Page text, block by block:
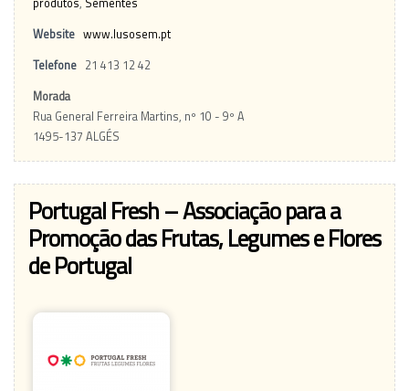
Website www.lusosem.pt
Telefone 21 413 12 42
Morada
Rua General Ferreira Martins, nº 10 - 9º A
1495-137 ALGÉS
Portugal Fresh – Associação para a
Promoção das Frutas, Legumes e Flores
de Portugal